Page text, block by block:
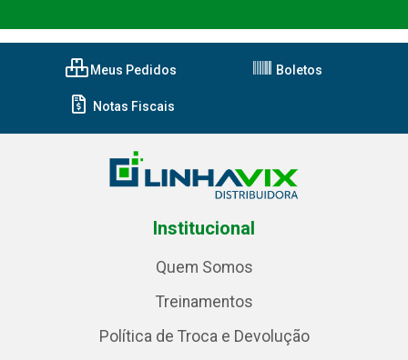
Meus Pedidos Boletos
Notas Fiscais
Institucional
Quem Somos
Treinamentos
Política de Troca e Devolução